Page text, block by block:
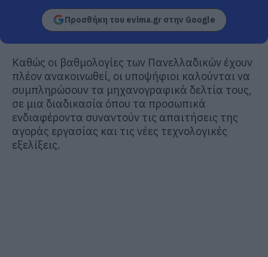
Προσθήκη του evima.gr στην Google
Καθώς οι βαθμολογίες των Πανελλαδικών έχουν
πλέον ανακοινωθεί, οι υποψήφιοι καλούνται να
συμπληρώσουν τα μηχανογραφικά δελτία τους,
σε μια διαδικασία όπου τα προσωπικά
ενδιαφέροντα συναντούν τις απαιτήσεις της
αγοράς εργασίας και τις νέες τεχνολογικές
εξελίξεις.